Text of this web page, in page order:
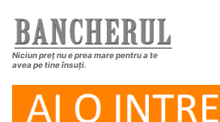
Niciun preț nu e prea mare pentru a te
avea pe tine însuți.